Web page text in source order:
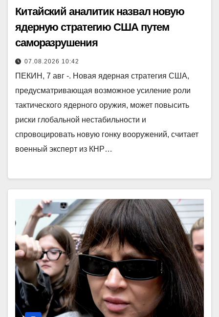
Китайский аналитик назвал новую
ядерную стратегию США путем
саморазрушения
07.08.2026 10:42
ПЕКИН, 7 авг -. Новая ядерная стратегия США,
предусматривающая возможное усиление роли
тактического ядерного оружия, может повысить
риски глобальной нестабильности и
спровоцировать новую гонку вооружений, считает
военный эксперт из КНР…